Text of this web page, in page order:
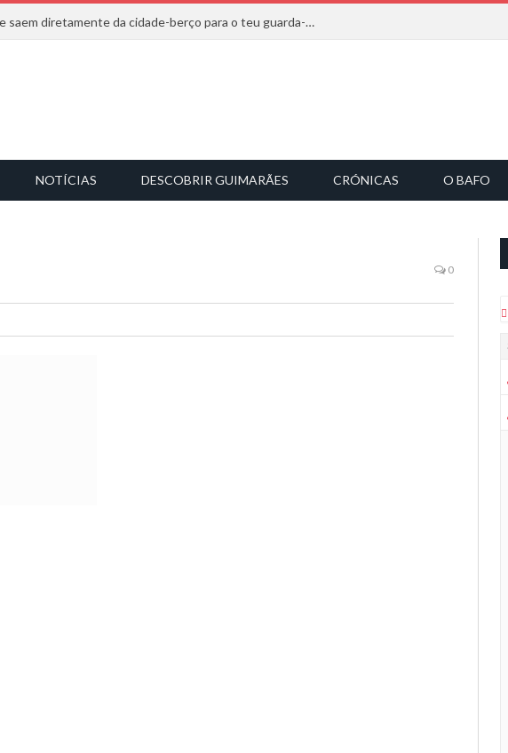
20 marcas que saem diretamente da cidade-berço para o teu guarda-roupa
NOTÍCIAS DESCOBRIR GUIMARÃES CRÓNICAS O BAFO
0